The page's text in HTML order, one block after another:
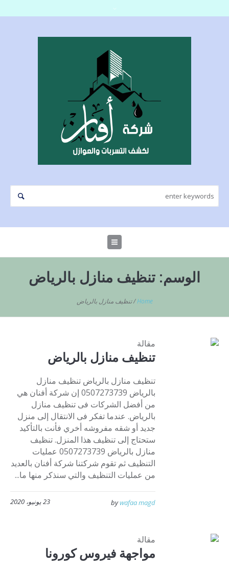
الوسم: تنظيف منازل بالرياض
Home
/تنظيف منازل بالرياض
مقالة
تنظيف منازل بالرياض
تنظيف منازل بالرياض تنظيف منازل
بالرياض 0507273739 إن شركة أفنان هي
من أفضل الشركات فى تنظيف منازل
بالرياض. عندما تفكر فى الانتقال إلى منزل
جديد أو شقه مفروشه أخري فأنت بالتأكيد
ستحتاج إلى تنظيف هذا المنزل. تنظيف
منازل بالرياض 0507273739 عمليات
التنظيف ثم تقوم شركتنا شركة أفنان بالعديد
من عمليات التنظيف والتي سنذكر منها ما...
23 يونيو، 2020 bywafaa magd
مقالة
مواجهة فيروس كورونا